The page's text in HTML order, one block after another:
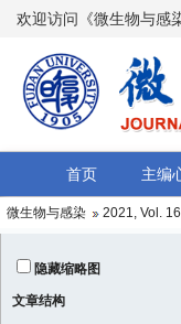
微生物与感染 2021, Vol. 16
隐藏缩略图
文章结构